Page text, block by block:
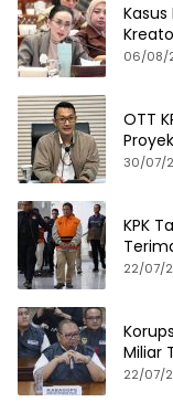
06/08/
OTT
30/07/
KPK
22/07/
Miliar
22/07/